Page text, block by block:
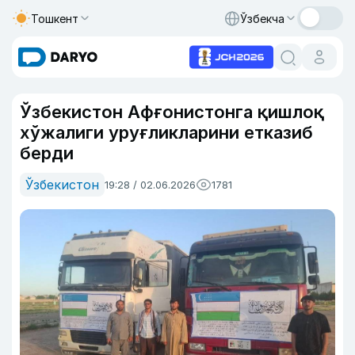
Тошкент Ўзбекча
Ўзбекистон Афғонистонга қишлоқ
хўжалиги уруғликларини етказиб
берди
Ўзбекистон 19:28 / 02.06.2026 1781